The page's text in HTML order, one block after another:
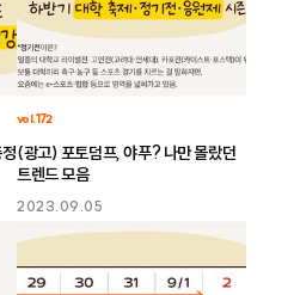
vol.172
(광고) 포토덤프, 야푸? 나만 몰랐던
트렌드 모음
2023.09.05